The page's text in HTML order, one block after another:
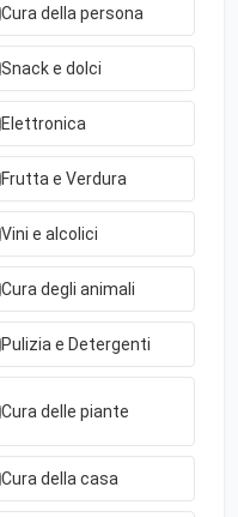
Cura della persona
Snack e dolci
Elettronica
Frutta e Verdura
Vini e alcolici
Cura degli animali
Pulizia e Detergenti
Cura delle piante
Cura della casa